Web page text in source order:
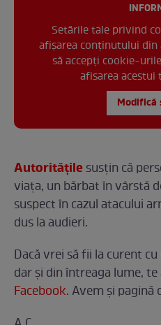
Setările tale privind
afișarea conținutului din
să accepți cookie-
afisarea
Modifică
Autoritățilesusțin că
viața, un bărbat în vârstă
suspect în cazul atacului
dus la audieri.
Dacă vrei să fii la curent
dar şi din întreaga lume,
Facebook. Avem şi pagină